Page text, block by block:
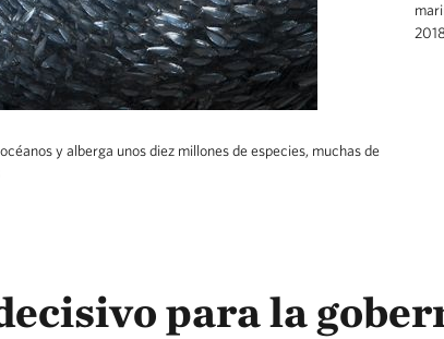
y alberga unos diez millones de especies, muchas de
para la